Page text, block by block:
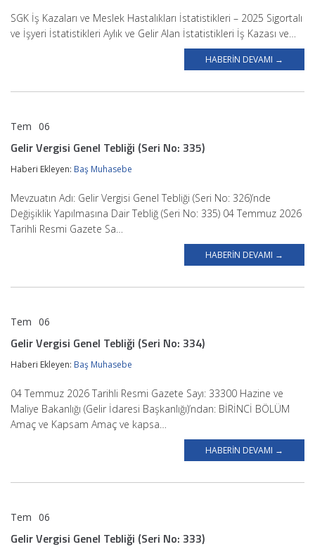
SGK İş Kazaları ve Meslek Hastalıkları İstatistikleri – 2025 Sigortalı
ve İşyeri İstatistikleri Aylık ve Gelir Alan İstatistikleri İş Kazası ve…
HABERIN DEVAMI →
Tem 06
Gelir Vergisi Genel Tebliği (Seri No: 335)
Haberi Ekleyen: Baş Muhasebe
Mevzuatın Adı: Gelir Vergisi Genel Tebliği (Seri No: 326)’nde
Değişiklik Yapılmasına Dair Tebliğ (Seri No: 335) 04 Temmuz 2026
Tarihli Resmi Gazete Sa…
HABERIN DEVAMI →
Tem 06
Gelir Vergisi Genel Tebliği (Seri No: 334)
Haberi Ekleyen: Baş Muhasebe
04 Temmuz 2026 Tarihli Resmi Gazete Sayı: 33300 Hazine ve
Maliye Bakanlığı (Gelir İdaresi Başkanlığı)’ndan: BİRİNCİ BÖLÜM
Amaç ve Kapsam Amaç ve kapsa…
HABERIN DEVAMI →
Tem 06
Gelir Vergisi Genel Tebliği (Seri No: 333)